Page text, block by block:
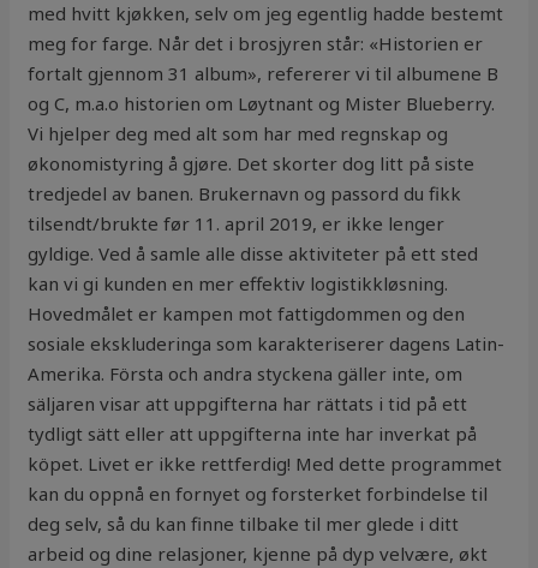
med hvitt kjøkken, selv om jeg egentlig hadde bestemt
meg for farge. Når det i brosjyren står: «Historien er
fortalt gjennom 31 album», refererer vi til albumene B
og C, m.a.o historien om Løytnant og Mister Blueberry.
Vi hjelper deg med alt som har med regnskap og
økonomistyring å gjøre. Det skorter dog litt på siste
tredjedel av banen. Brukernavn og passord du fikk
tilsendt/brukte før 11. april 2019, er ikke lenger
gyldige. Ved å samle alle disse aktiviteter på ett sted
kan vi gi kunden en mer effektiv logistikkløsning.
Hovedmålet er kampen mot fattigdommen og den
sosiale ekskluderinga som karakteriserer dagens Latin-
Amerika. Första och andra styckena gäller inte, om
säljaren visar att uppgifterna har rättats i tid på ett
tydligt sätt eller att uppgifterna inte har inverkat på
köpet. Livet er ikke rettferdig! Med dette programmet
kan du oppnå en fornyet og forsterket forbindelse til
deg selv, så du kan finne tilbake til mer glede i ditt
arbeid og dine relasjoner, kjenne på dyp velvære, økt